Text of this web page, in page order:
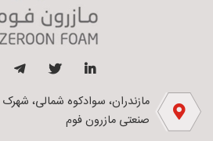
صنعتی مازرون فوم